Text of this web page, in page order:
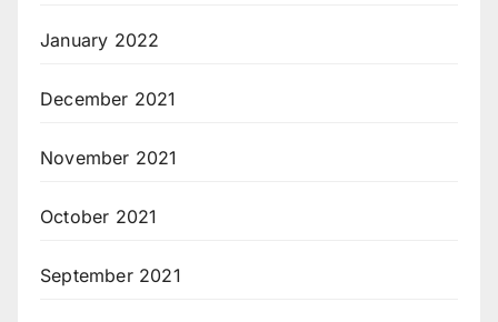
January 2022
December 2021
November 2021
October 2021
September 2021